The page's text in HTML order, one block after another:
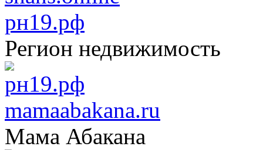
рн19.рф
Регион недвижимость
mamaabakana.ru
Мама Абакана